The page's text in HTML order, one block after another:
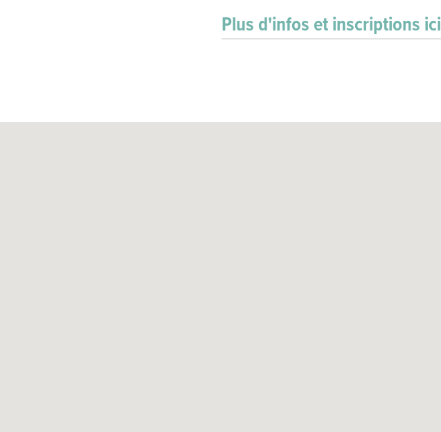
Plus d'infos et inscriptions ici